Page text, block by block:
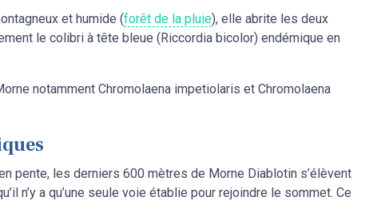
et humide (forêt de la pluie), elle abrite les deux
le colibri à tête bleue (Riccordia bicolor) endémique en
notamment Chromolaena impetiolaris et Chromolaena
pente, les derniers 600 mètres de Morne Diablotin s’élèvent
n’y a qu’une seule voie établie pour rejoindre le sommet. Ce